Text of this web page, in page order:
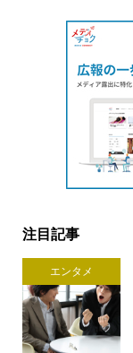
注目記事
エンタメ